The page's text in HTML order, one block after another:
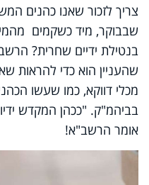
צריך לזכור שאנו כהנים
שבבוקר, מיד כשקמים
בנטילת ידיים שחרית?
שהעניין הוא כדי להראות
מכלי דווקא, כמו שעשו
בביהמ"ק. "ככהן המקדש
אומר הרשב"א!